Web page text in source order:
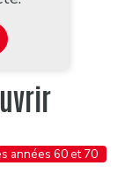
années 60 et 70